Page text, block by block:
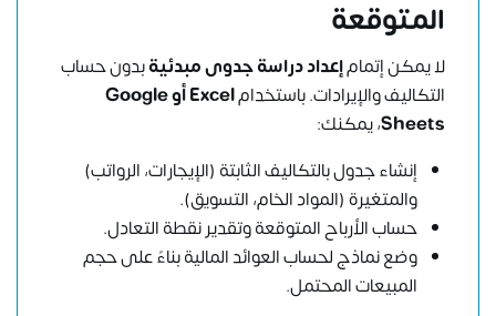
المتوقعة
لا يمكن إتمامإعداد دراسة جدوى مبدئيةبدون حساب
التكاليف والإيرادات. باستخدام
Excel أو Google
Sheets، يمكنك:
إنشاء جدول بالتكاليف الثابتة (الإيجارات، الرواتب)
والمتغيرة (المواد الخام، التسويق).
حساب الأرباح المتوقعة وتقدير نقطة التعادل.
وضع نماذج لحساب العوائد المالية بناءً على حجم
المبيعات المحتمل.